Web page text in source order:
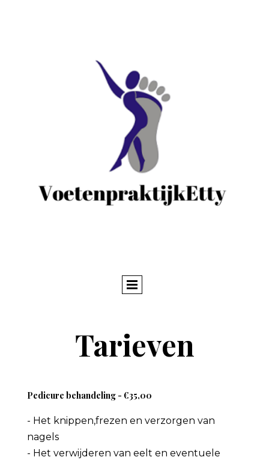
Tarieven
Pedicure behandeling - €35,00
- Het knippen,frezen en verzorgen van
nagels
- Het verwijderen van eelt en eventuele